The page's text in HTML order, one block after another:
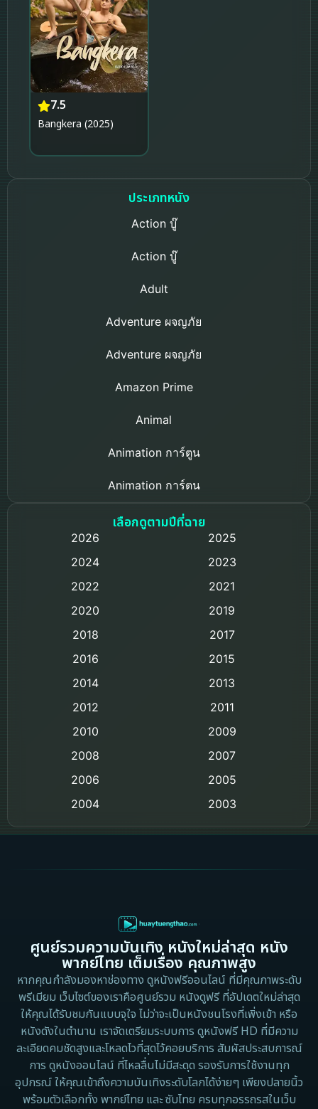
7.5
Bangkera (2025)
ประเภทหนัง
Action บู๊
Action บู๊
Adult
Adventure ผจญภัย
Adventure ผจญภัย
Amazon Prime
Animal
Animation การ์ตูน
Animation การ์ตูน
Based on a True Story เรื่องจริง
Detective สืบสวน
Disaster
Disney+
Documentary สารคดี
Documentary สารคดี
เลือกดูตามปีที่ฉาย
2026
2025
2024
2023
2022
2021
2020
2019
2018
2017
2016
2015
2014
2013
2012
2011
2010
2009
2008
2007
2006
2005
2004
2003
2002
2000
1983
1982
1971
1962
ศูนย์รวมความบันเทิง หนังใหม่ล่าสุด หนัง
พากย์ไทย เต็มเรื่อง คุณภาพสูง
หากคุณกำลังมองหาช่องทาง ดูหนังฟรีออนไลน์ ที่มีคุณภาพระดับ
พรีเมียม เว็บไซต์ของเราคือศูนย์รวม หนังดูฟรี ที่อัปเดตใหม่ล่าสุด
ให้คุณได้รับชมกันแบบจุใจ ไม่ว่าจะเป็นหนังชนโรงที่เพิ่งเข้า หรือ
หนังดังในตำนาน เราจัดเตรียมระบบการ ดูหนังฟรี HD ที่มีความ
ละเอียดคมชัดสูงและโหลดไวที่สุดไว้คอยบริการ สัมผัสประสบการณ์
การ ดูหนังออนไลน์ ที่ไหลลื่นไม่มีสะดุด รองรับการใช้งานทุก
อุปกรณ์ ให้คุณเข้าถึงความบันเทิงระดับโลกได้ง่ายๆ เพียงปลายนิ้ว
พร้อมตัวเลือกทั้ง พากย์ไทย และ ซับไทย ครบทุกอรรถรสในเว็บ